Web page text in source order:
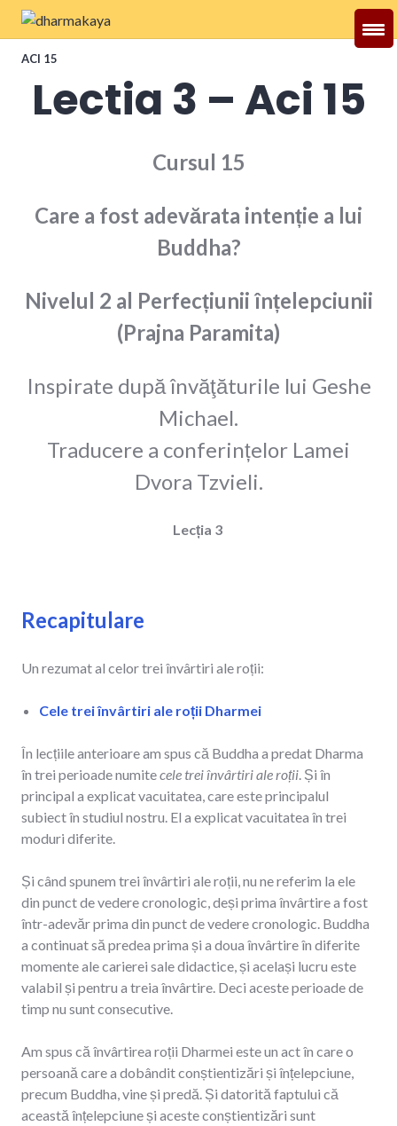
Skip
content
Dharmakaya
ACI 15
Lectia 3 – Aci 15
Cursul 15
Care a fost adevărata intenție a lui
Buddha?
Nivelul 2 al Perfecțiunii înțelepciunii
(Prajna Paramita)
Inspirate după învăţăturile lui Geshe
Michael.
Traducere a conferințelor Lamei
Dvora Tzvieli.
Lecția 3
Recapitulare
Un rezumat al celor trei învârtiri ale roții:
Cele trei învârtiri ale roții Dharmei
În lecțiile anterioare am spus că Buddha a predat Dharma
în trei perioade numitecele trei învârtiri ale roții. Și în
principal a explicat vacuitatea, care este principalul
subiect în studiul nostru. El a explicat vacuitatea în trei
moduri diferite.
Și când spunem trei învârtiri ale roții, nu ne referim la ele
din punct de vedere cronologic, deși prima învârtire a fost
într-adevăr prima din punct de vedere cronologic. Buddha
a continuat să predea prima și a doua învârtire în diferite
momente ale carierei sale didactice, și același lucru este
valabil și pentru a treia învârtire. Deci aceste perioade de
timp nu sunt consecutive.
Am spus că învârtirea roții Dharmei este un act în care o
persoană care a dobândit conștientizări și înțelepciune,
precum Buddha, vine și predă. Și datorită faptului că
această înțelepciune și aceste conștientizări sunt